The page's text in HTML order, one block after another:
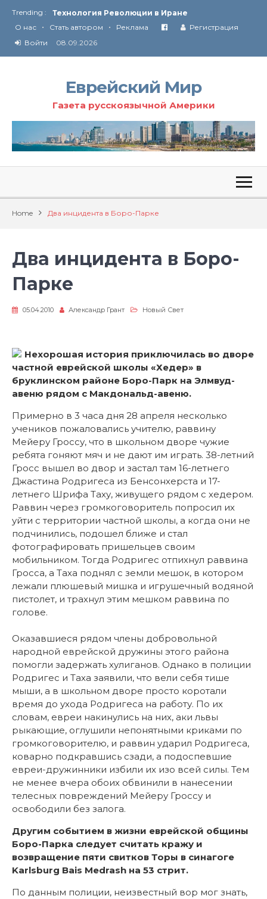
Trending :
От Ирана до Ливана и Газы
О нас • Стать автором • Реклама
Регистрация
Войти
08.09.2026
Еврейский Мир
Газета русскоязычной Америки
Home Два инцидента в Боро-Парке
Два инцидента в Боро-
Парке
05.04.2010 Александр Грант Новый Свет
Нехорошая история приключилась во дворе
частной еврейской школы «Хедер» в
бруклинском районе Боро-Парк на Элмвуд-
авеню рядом с Макдональд-авеню.
Примерно в 3 часа дня 28 апреля несколько
учеников пожаловались учителю, раввину
Мейеру Гроссу, что в школьном дворе чужие
ребята гоняют мяч и не дают им играть. 38-летний
Гросс вышел во двор и застал там 16-летнего
Джастина Родригеса из Бенсонхерста и 17-
летнего Шрифа Таху, живущего рядом с хедером.
Раввин через громкоговоритель попросил их
уйти с территории частной школы, а когда они не
подчинились, подошел ближе и стал
фотографировать пришельцев своим
мобильником. Тогда Родригес отпихнул раввина
Гросса, а Таха поднял с земли мешок, в котором
лежали плюшевый мишка и игрушечный водяной
пистолет, и трахнул этим мешком раввина по
голове.
Оказавшиеся рядом члены добровольной
народной еврейской дружины этого района
помогли задержать хулиганов. Однако в полиции
Родригес и Таха заявили, что вели себя тише
мыши, а в школьном дворе просто коротали
время до ухода Родригеса на работу. По их
словам, евреи накинулись на них, аки львы
рыкающие, оглушили непонятными криками по
громкоговорителю, и раввин ударил Родригеса,
коварно подкравшись сзади, а подоспевшие
евреи-дружинники избили их изо всей силы. Тем
не менее вчера обоих обвинили в нанесении
телесных повреждений Мейеру Гроссу и
освободили без залога.
Другим событием в жизни еврейской общины
Боро-Парка следует считать кражу и
возвращение пяти свитков Торы в синагоге
Karlsburg Bais Medrash на 53 стрит.
По данным полиции, неизвестный вор мог знать,